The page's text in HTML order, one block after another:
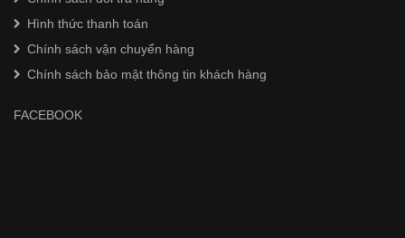
Hình thức thanh toán
Chính sách vận chuyển hàng
Chính sách bảo mật thông tin khách hàng
FACEBOOK